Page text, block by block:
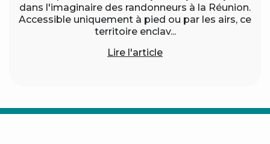
dans l'imaginaire des randonneurs à la Réunion.
Accessible uniquement à pied ou par les airs, ce
territoire enclav...
Lire l'article